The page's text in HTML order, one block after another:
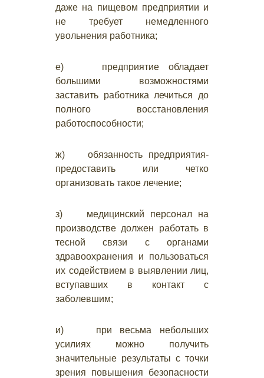
даже на пищевом предприятии и
не требует немедленного
увольнения работника;
е) предприятие обладает
большими возможностями
заставить работника лечиться до
полного восстановления
работоспособности;
ж) обязанность предприятия-
предоставить или четко
организовать такое лечение;
з) медицинский персонал на
производстве должен работать в
тесной связи с органами
здравоохранения и пользоваться
их содействием в выявлении лиц,
вступавших в контакт с
заболевшим;
и) при весьма небольших
усилиях можно получить
значительные результаты с точки
зрения повышения безопасности